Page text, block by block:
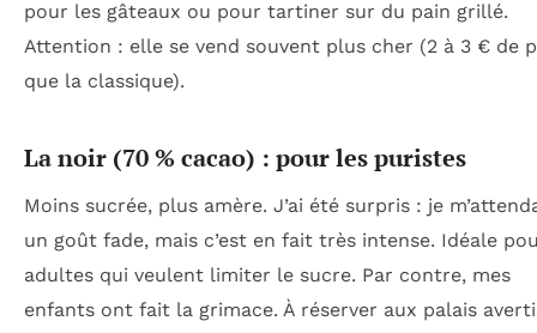
pour les gâteaux ou pour tartiner sur du pain grillé.
Attention : elle se vend souvent plus cher (2 à 3 € de
que la classique).
La noir (70 % cacao) : pour les puristes
Moins sucrée, plus amère. J’ai été surpris : je
un goût fade, mais c’est en fait très intense. Idéale
adultes qui veulent limiter le sucre. Par contre, mes
enfants ont fait la grimace. À réserver aux palais